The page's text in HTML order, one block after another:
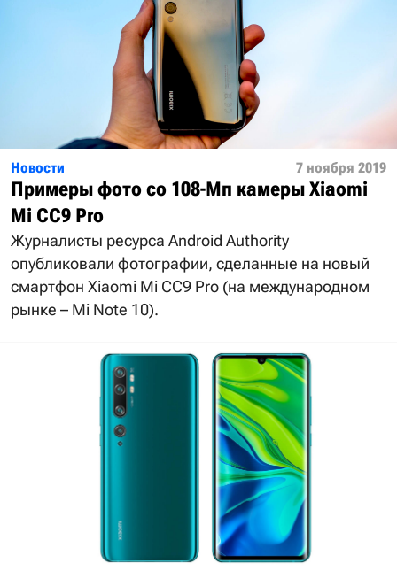
Новости 7 ноября 2019
Примеры фото со 108-Мп камеры Xiaomi
Mi CC9 Pro
Журналисты ресурса Android Authority
опубликовали фотографии, сделанные на новый
смартфон Xiaomi Mi CC9 Pro (на международном
рынке – Mi Note 10).